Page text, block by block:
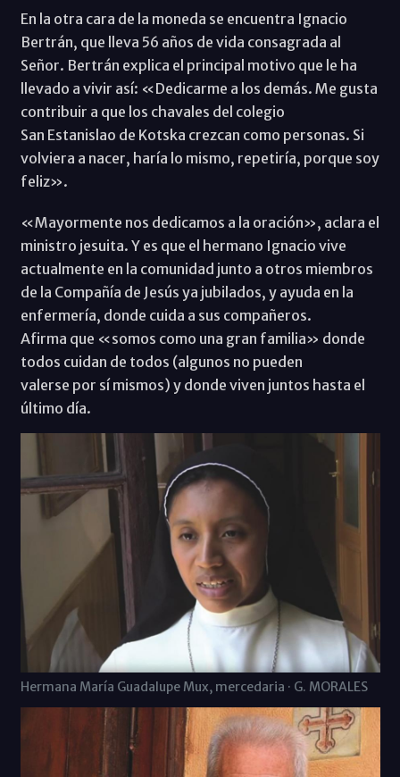
En la otra cara de la moneda se encuentra Ignacio
Bertrán, que lleva 56 años de vida consagrada al
Señor. Bertrán explica el principal motivo que le ha
llevado a vivir así: «Dedicarme a los demás. Me gusta
contribuir a que los chavales del colegio
San Estanislao de Kotska crezcan como personas. Si
volviera a nacer, haría lo mismo, repetiría, porque soy
feliz».
«Mayormente nos dedicamos a la oración», aclara el
ministro jesuita. Y es que el hermano Ignacio vive
actualmente en la comunidad junto a otros miembros
de la Compañía de Jesús ya jubilados, y ayuda en la
enfermería, donde cuida a sus compañeros.
Afirma que «somos como una gran familia» donde
todos cuidan de todos (algunos no pueden
valerse por sí mismos) y donde viven juntos hasta el
último día.
Hermana María Guadalupe Mux, mercedaria · G. MORALES